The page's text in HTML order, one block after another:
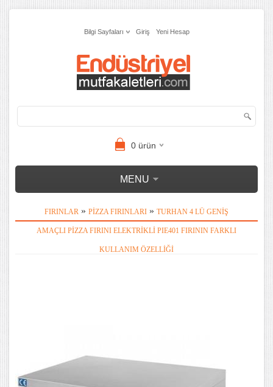
Bilgi Sayfaları Giriş Yeni Hesap
0ürün
MENU
FIRINLAR » PIZZA FIRINLARI » TURHAN 4 LÜ GENIŞ
AMAÇLI PIZZA FIRINI ELEKTRIKLI PIE401 FIRININ FARKLI
KULLANIM ÖZELLIĞI